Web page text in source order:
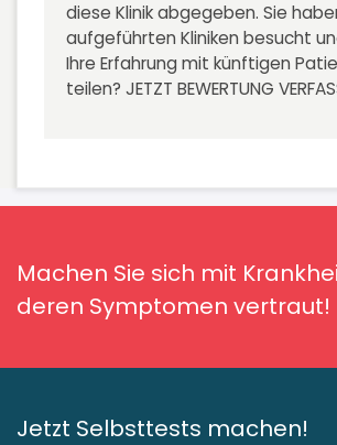
diese Klinik abgegeben. Sie
aufgeführten Kliniken besucht
Ihre Erfahrung mit künftigen
teilen? JETZT BEWERTUNG
Machen Sie sich mit
deren Symptomen vertraut!
Jetzt Selbsttests machen!